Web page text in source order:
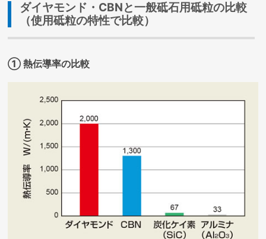
ダイヤモンド・CBNと一般砥石用砥粒の比較
（使用砥粒の特性で比較）
① 熱伝導率の比較